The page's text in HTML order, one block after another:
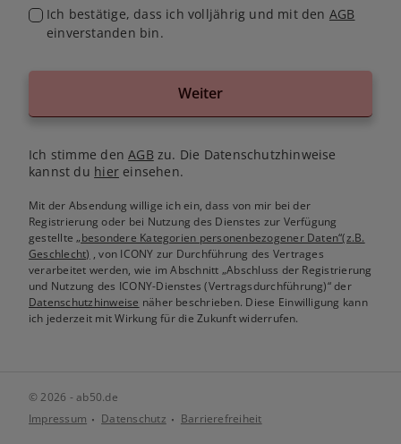
Ich bestätige, dass ich volljährig und mit den AGB
einverstanden bin.
Weiter
Ich stimme denAGB zu. Die Datenschutzhinweise
kannst du hiereinsehen.
Mit der Absendung willige ich ein, dass von mir bei der
Registrierung oder bei Nutzung des Dienstes zur Verfügung
gestellte„besondere Kategorien personenbezogener Daten“(z.B.
Geschlecht) , von ICONY zur Durchführung des Vertrages
verarbeitet werden, wie im Abschnitt „Abschluss der Registrierung
und Nutzung des ICONY-Dienstes (Vertragsdurchführung)“ der
Datenschutzhinweise näher beschrieben. Diese Einwilligung kann
ich jederzeit mit Wirkung für die Zukunft widerrufen.
© 2026 - ab50.de
Impressum
Datenschutz Barrierefreiheit